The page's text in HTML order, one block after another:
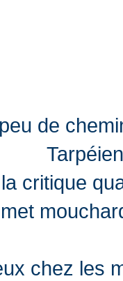
de
critique
chez les